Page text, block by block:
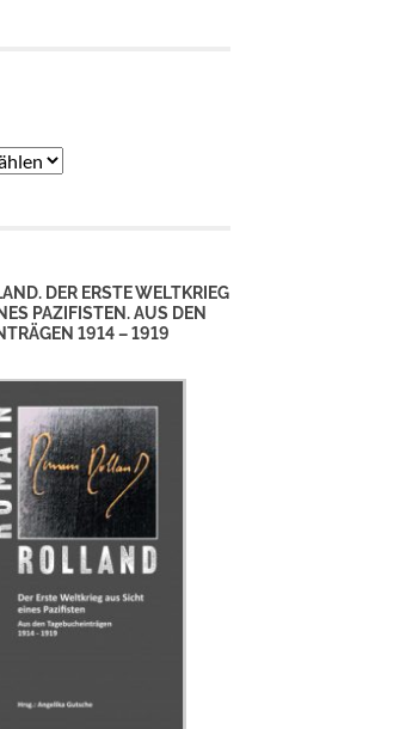
DER ERSTE WELTKRIEG
PAZIFISTEN. AUS DEN
1914 – 1919